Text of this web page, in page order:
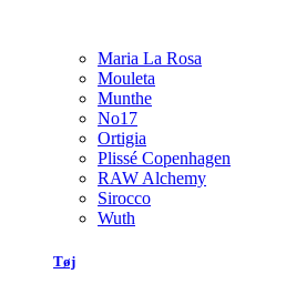
Maria La Rosa
Mouleta
Munthe
No17
Ortigia
Plissé Copenhagen
RAW Alchemy
Sirocco
Wuth
Tøj